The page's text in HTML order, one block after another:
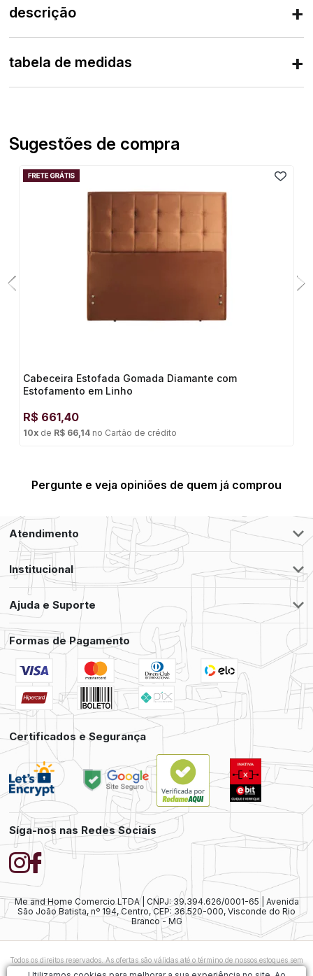
descrição
tabela de medidas
Sugestões de compra
Cabeceira Estofada Gomada Diamante com
Estofamento em Linho
R$ 661,40
10x de R$ 66,14 no Cartão de crédito
Pergunte e veja opiniões de quem já comprou
Atendimento
Institucional
Ajuda e Suporte
Formas de Pagamento
Certificados e Segurança
Síga-nos nas Redes Sociais
Me and Home Comercio LTDA | CNPJ: 39.394.626/0001-65 | Avenida
São João Batista, nº 194, Centro, CEP: 36.520-000, Visconde do Rio
Branco - MG
Todos os direitos reservados. As ofertas são válidas até o término de nossos estoques sem
prévio aviso. As vendas ainda estão sujeitas à análise e confirmação de dados.